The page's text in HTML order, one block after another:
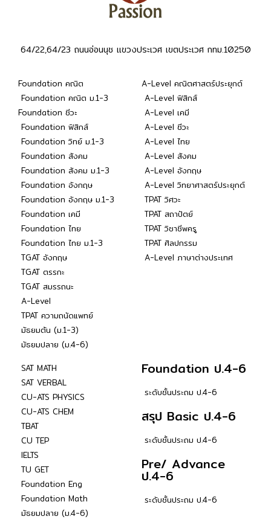
64/22,64/23 ถนนอ่อนนุช แขวงประเวศ เขตประเวศ กทม.10250
Foundation คณิต
Foundation คณิต ม.1-3
Foundation ชีวะ
Foundation ฟิสิกส์
Foundation วิทย์ ม.1-3
Foundation สังคม
Foundation สังคม ม.1-3
Foundation อังกฤษ
Foundation อังกฤษ ม.1-3
Foundation เคมี
Foundation ไทย
Foundation ไทย ม.1-3
TGAT อังกฤษ
TGAT ตรรกะ
TGAT สมรรถนะ
A-Level
TPAT ความถนัดแพทย์
มัธยมต้น (ม.1-3)
มัธยมปลาย (ม.4-6)
A-Level คณิตศาสตร์ประยุกต์
A-Level ฟิสิกส์
A-Level เคมี
A-Level ชีวะ
A-Level ไทย
A-Level สังคม
A-Level อังกฤษ
A-Level วิทยาศาสตร์ประยุกต์
TPAT วิศวะ
TPAT สถาปัตย์
TPAT วิชาชีพครู
TPAT ศิลปกรรม
A-Level ภาษาต่างประเทศ
SAT MATH
SAT VERBAL
CU-ATS PHYSICS
CU-ATS CHEM
TBAT
CU TEP
IELTS
TU GET
Foundation Eng
Foundation Math
มัธยมปลาย (ม.4-6)
Foundation ป.4-6
ระดับชั้นประถม ป.4-6
สรุป Basic ป.4-6
ระดับชั้นประถม ป.4-6
Pre/ Advance
ป.4-6
ระดับชั้นประถม ป.4-6